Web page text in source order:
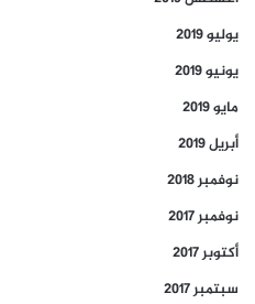
يوليو 2019
يونيو 2019
مايو 2019
أبريل 2019
نوفمبر 2018
نوفمبر 2017
أكتوبر 2017
سبتمبر 2017